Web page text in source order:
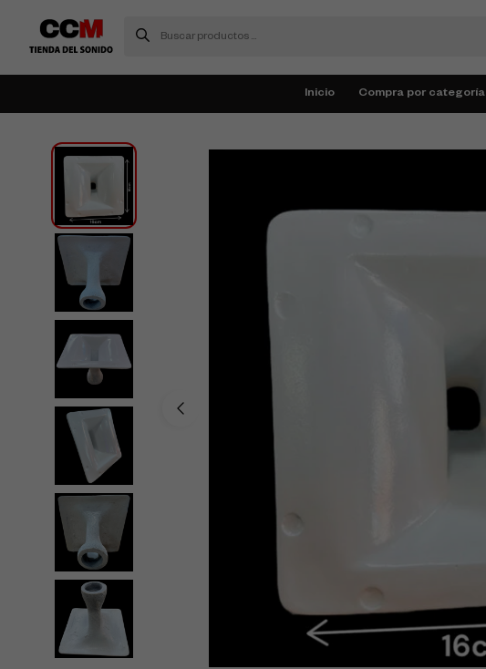
Inicio Compra por categoría